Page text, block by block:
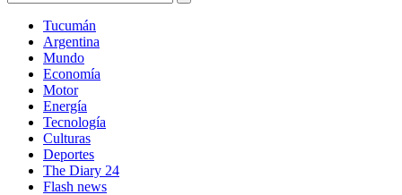
Tucumán
Argentina
Mundo
Economía
Motor
Energía
Tecnología
Culturas
Deportes
The Diary 24
Flash news